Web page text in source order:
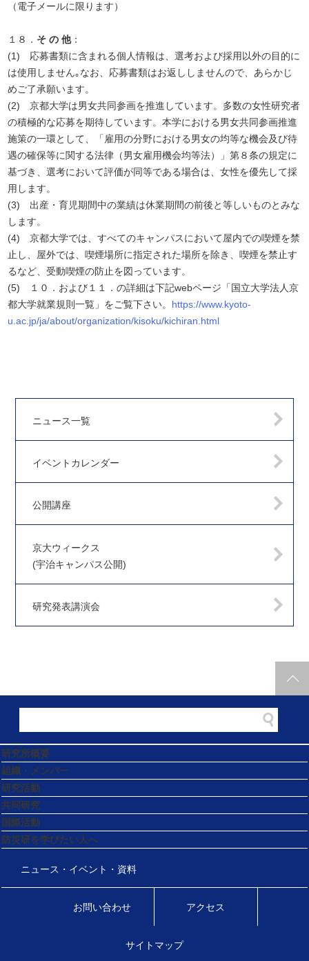
（電子メールに限ります）
１８． そ の 他：
(1) 応募書類に含まれる個人情報は、選考および採用以外の目的に
は使用しません｡なお、応募書類はお返ししませんので、あらかじ
めご了承願います。
(2) 京都大学は男女共同参画を推進しています。多数の女性研究者
の積極的な応募を期待しています。本学における男女共同参画推進
施策の一環として、「雇用の分野における男女の均等な機会及び待
遇の確保等に関する法律（男女雇用機会均等法）」第８条の規定に
基づき、選考において評価が同等である場合は、女性を優先して採
用します。
(3) 出産・育児期間中の業績は休業期間の前後と等しいものとみな
します。
(4) 京都大学では、すべてのキャンパスにおいて屋内での喫煙を禁
止し、屋外では、喫煙場所に指定された場所を除き、喫煙を禁止す
るなど、受動喫煙の防止を図っています。
(5) １０．および１１．の詳細は下記webページ「国立大学法人京
都大学就業規則一覧」をご覧下さい。 https://www.kyoto-
u.ac.jp/ja/about/organization/kisoku/kichiran.html
ニュース一覧
イベントカレンダー
公開講座
京大ウィークス
(宇治キャンパス公開)
研究発表講演会
研究所概要
組織・メンバー
研究活動
共同研究
国際活動
防災研を学びたい人へ
ニュース・イベント・資料
お問い合わせ アクセス
サイトマップ